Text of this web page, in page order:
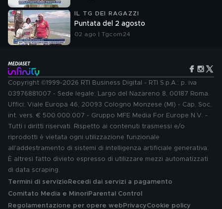
IL TG DEI RAGAZZI
Puntata del 2 agosto
02 ago | Tgcom24
Copyright ©1999-2026 RTI Business Digital - RTI S.p.A.: p. iva
03976881007 - Sede legale: Largo del Nazareno 8, 00187 Roma.
Uffici: Viale Europa 46, 20093 Cologno Monzese (MI) - Cap. Soc.
int. vers. € 500.000.007 - Gruppo MFE Media For Europe N.V. -
Tutti i diritti riservati. Rispetto ai contenuti trasmessi e/o
riprodotti è vietata ogni utilizzazione funzionale
all'addestramento di sistemi di intelligenza artificiale generativa.
È altresì fatto divieto espresso di utilizzare mezzi automatizzati
di data scraping.
Termini di servizio Recedi dai servizi a pagamento
Comitato Media e MinoriParental Control
Regolamentazione per opere web PrivacyCookie policy